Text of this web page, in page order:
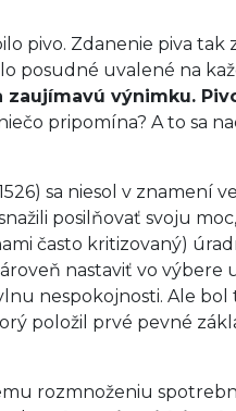
pivo. Zdanenie piva
posudné uvalené na
výnimku.
pripomína? A to sa
sa niesol v znamení
posilňovať svoju
často kritizovaný)
nastaviť vo
nespokojnosti. Ale
položil prvé pevné
rozmnoženiu